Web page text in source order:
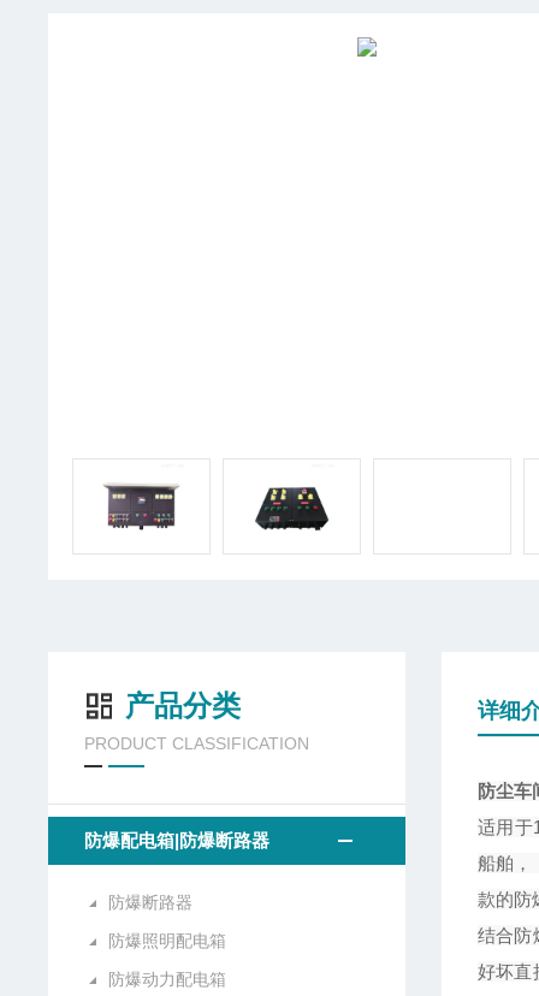
产品分类
PRODUCT CLASSIFICATION
防爆配电箱|防爆断路器
防爆断路器
防爆照明配电箱
防爆动力配电箱
详细
防尘车
适用于
船舶，
款的防
结合防
好坏直